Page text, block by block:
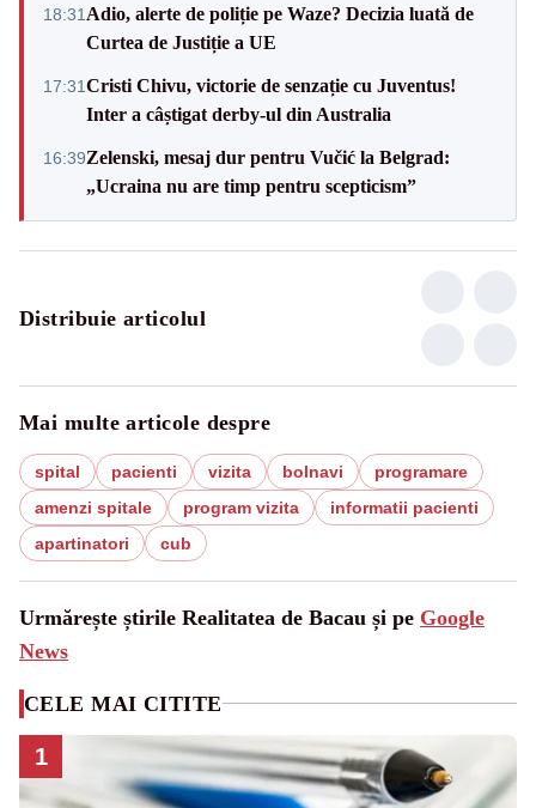
18:31 Adio, alerte de poliție pe Waze? Decizia luată de
Curtea de Justiție a UE
17:31Cristi Chivu, victorie de senzație cu Juventus!
Inter a câștigat derby-ul din Australia
16:39Zelenski, mesaj dur pentru Vučić la Belgrad:
„Ucraina nu are timp pentru scepticism”
Distribuie articolul
Mai multe articole despre
spital pacienti vizita bolnavi
programare
amenzi spitale
program vizita
informatii pacienti
apartinatori
cub
Urmărește știrile Realitatea de Bacau și pe Google
News
CELE MAI CITITE
1